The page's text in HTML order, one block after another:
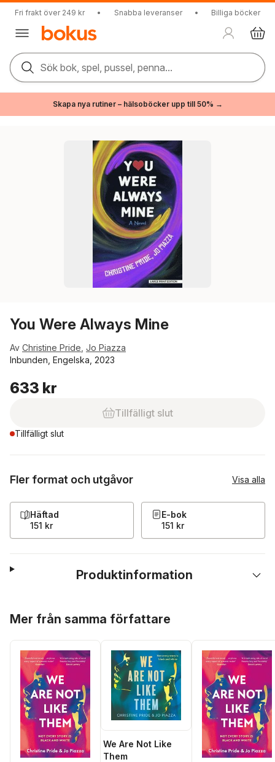
Fri frakt över 249 kr • Snabba leveranser • Billiga böcker
Sök bok, spel, pussel, penna...
Skapa nya rutiner – hälsoböcker upp till 50% →
You Were Always Mine
Av Christine Pride Jo Piazza
Inbunden, Engelska, 2023
633 kr
Tillfälligt slut
Tillfälligt slut
Fler format och utgåvor Visa alla
Häftad
151 kr
E-bok
151 kr
Produktinformation
Mer från samma författare
We Are Not Like
Them